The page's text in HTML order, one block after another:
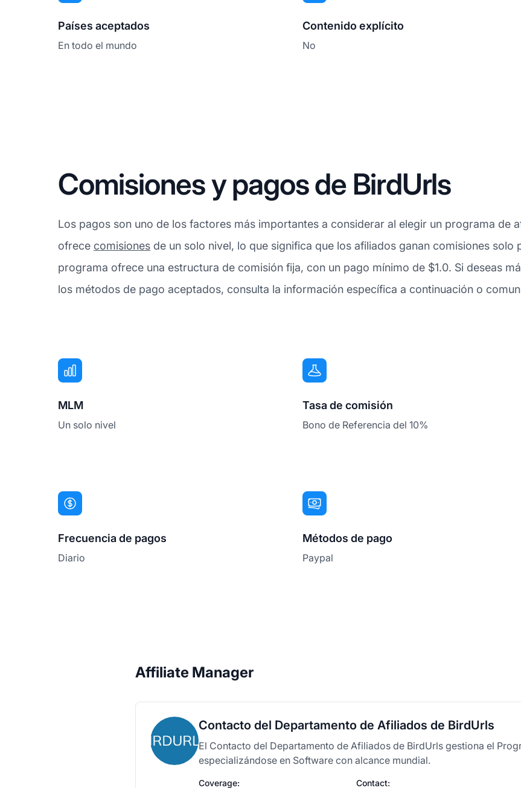
Países aceptados
En todo el mundo
Contenido explícito
No
Comisiones y pagos de BirdUrls
Los pagos son uno de los factores más importantes a considerar al elegir un programa de
ofrece comisiones de un solo nivel, lo que significa que los afiliados ganan comisiones solo
programa ofrece una estructura de comisión fija, con un pago mínimo de $1.0. Si deseas
los métodos de pago aceptados, consulta la información específica a continuación o
MLM
Un solo nivel
Tasa de comisión
Bono de Referencia del 10%
Frecuencia de pagos
Diario
Métodos de pago
Paypal
Affiliate Manager
Contacto del Departamento de Afiliados de BirdUrls
El Contacto del Departamento de Afiliados de BirdUrls gestiona el
especializándose en Software con alcance mundial.
Coverage: Contact: